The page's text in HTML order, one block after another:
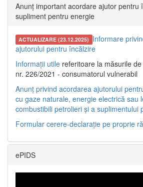
Anunț important acordare ajutor pentru
supliment pentru energie
ACTUALIZARE (23.12.2025) Informare
ajutorului pentru încălzire
Informații utile referitoare la măsurile
nr. 226/2021 - consumatorul vulnerabil
Anunț privind acordarea ajutorului
cu gaze naturale, energie electrică sau
combustibili petrolieri și a suplimentului
Formular cerere-declarație pe proprie
ePIDS